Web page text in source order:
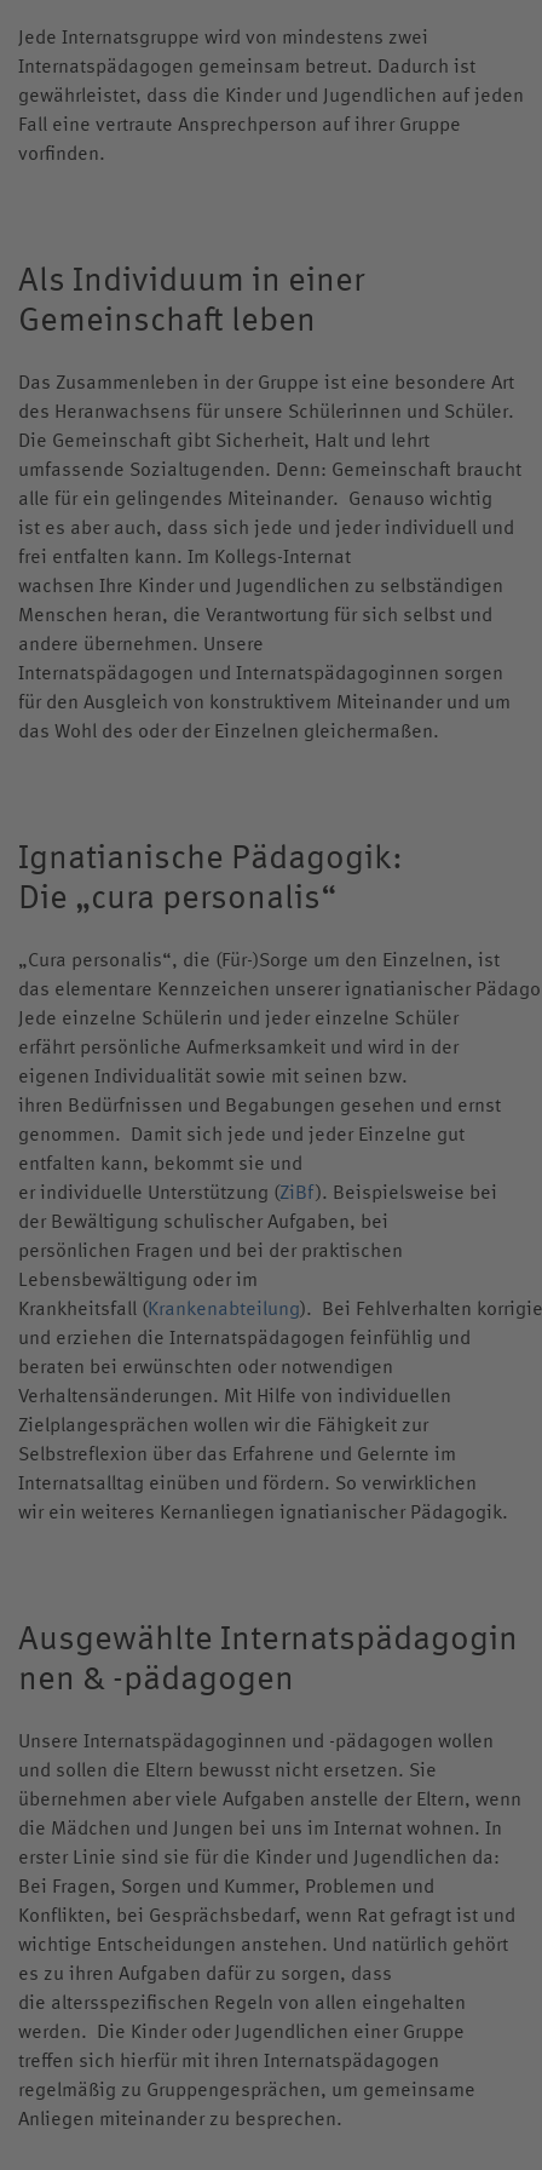
Medien
Archiv
Videos
Wappen
Jede Internatsgruppe wird von mindestens zwei
Internatspädagogen gemeinsam betreut. Dadurch ist
gewährleistet, dass die Kinder und Jugendlichen auf jeden
Fall eine vertraute Ansprechperson auf ihrer Gruppe
vorfinden.
Als Individuum in einer
Gemeinschaft leben
Das Zusammenleben in der Gruppe ist eine besondere Art
des Heranwachsens für unsere Schülerinnen und Schüler.
Die Gemeinschaft gibt Sicherheit, Halt und lehrt
umfassende Sozialtugenden. Denn: Gemeinschaft braucht
alle für ein gelingendes Miteinander. Genauso wichtig
ist es aber auch, dass sich jede und jeder individuell und
frei entfalten kann. Im Kollegs-Internat
wachsen Ihre Kinder und Jugendlichen zu selbständigen
Menschen heran, die Verantwortung für sich selbst und
andere übernehmen. Unsere
Internatspädagogen und Internatspädagoginnen sorgen
für den Ausgleich von konstruktivem Miteinander und um
das Wohl des oder der Einzelnen gleichermaßen.
Ignatianische Pädagogik:
Die „cura personalis“
„Cura personalis“, die (Für-)Sorge um den Einzelnen, ist
das elementare Kennzeichen unserer ignatianischer
Jede einzelne Schülerin und jeder einzelne Schüler
erfährt persönliche Aufmerksamkeit und wird in der
eigenen Individualität sowie mit seinen bzw.
ihren Bedürfnissen und Begabungen gesehen und ernst
genommen. Damit sich jede und jeder Einzelne gut
entfalten kann, bekommt sie und
er individuelle Unterstützung (ZiBf). Beispielsweise bei
der Bewältigung schulischer Aufgaben, bei
persönlichen Fragen und bei der praktischen
Lebensbewältigung oder im
Krankheitsfall (Krankenabteilung). Bei Fehlverhalten
und erziehen die Internatspädagogen feinfühlig und
beraten bei erwünschten oder notwendigen
Verhaltensänderungen. Mit Hilfe von individuellen
Zielplangesprächen wollen wir die Fähigkeit zur
Selbstreflexion über das Erfahrene und Gelernte im
Internatsalltag einüben und fördern. So verwirklichen
wir ein weiteres Kernanliegen ignatianischer Pädagogik.
Ausgewählte Internatspädagogin
nen & -pädagogen
Unsere Internatspädagoginnen und -pädagogen wollen
und sollen die Eltern bewusst nicht ersetzen. Sie
übernehmen aber viele Aufgaben anstelle der Eltern, wenn
die Mädchen und Jungen bei uns im Internat wohnen. In
erster Linie sind sie für die Kinder und Jugendlichen da:
Bei Fragen, Sorgen und Kummer, Problemen und
Konflikten, bei Gesprächsbedarf, wenn Rat gefragt ist und
wichtige Entscheidungen anstehen. Und natürlich gehört
es zu ihren Aufgaben dafür zu sorgen, dass
die altersspezifischen Regeln von allen eingehalten
werden. Die Kinder oder Jugendlichen einer Gruppe
treffen sich hierfür mit ihren Internatspädagogen
regelmäßig zu Gruppengesprächen, um gemeinsame
Anliegen miteinander zu besprechen.